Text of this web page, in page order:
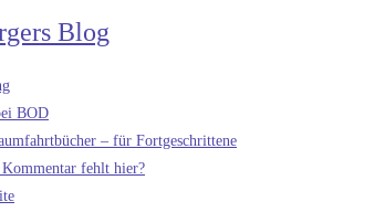
Blog
BOD
– für Fortgeschrittene
fehlt hier?